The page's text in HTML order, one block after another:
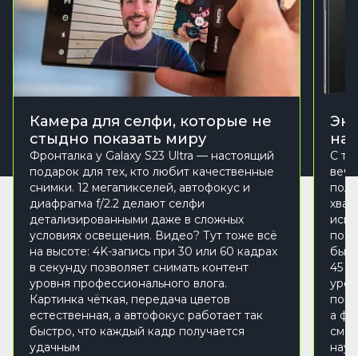
Камера для селфи, которые не
стыдно показать миру
Фронталка у Galaxy S23 Ultra — настоящий
подарок для тех, кто любит качественные
снимки. 12 мегапикселей, автофокус и
диафрагма f/2.2 делают селфи
детализированными даже в сложных
условиях освещения. Видео? Тут тоже всё
на высоте: 4K-запись при 30 или 60 кадрах
в секунду позволяет снимать контент
уровня профессионального влога.
Картинка чёткая, передача цветов
естественная, а автофокус работает так
быстро, что каждый кадр получается
удачным
С
45
а